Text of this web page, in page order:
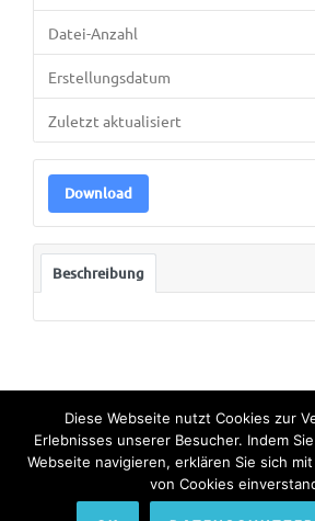
Datei-Anzahl
Erstellungsdatum
Zuletzt aktualisiert
Download
Beschreibung
© Copyright 2022. All Rights Reserved
Himmelhof.
Diese Webseite nutzt Cookies zur
Erlebnisses unserer Besucher. Indem
Webseite navigieren, erklären Sie sich
von Cookies